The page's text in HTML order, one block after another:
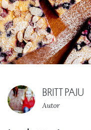
BRITT PAJU
Autor